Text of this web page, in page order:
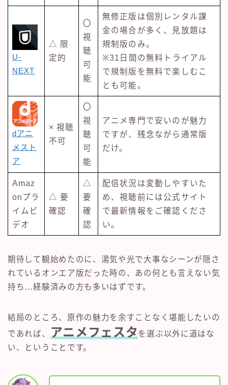
U-
NEXT
△ 限
定的
〇
視
聴
可
能
無修正版は個別レンタル課
金の場合が多く、見放題は
規制版のみ。
※31日間の無料トライアル
で規制版を無料で楽しむこ
とも可能。
dアニ
メスト
ア
× 視聴
不可
〇
視
聴
可
能
アニメ専門で安いのが魅力
ですが、残念ながら通常版
だけ。
Amaz
onプラ
イムビ
デオ
△ 要
確認
△
要
確
認
配信状況は変動しやすいた
め、視聴前には公式サイト
で最新情報をご確認くださ
い。
期待して観始めたのに、湯気や光で大事なシーンが隠さ
れているオンエア版だった時の、あの何とも言えない気
持ち…経験済みの方も多いはずです。
結局のところ、原作の魅力を余すことなく堪能したいの
であれば、
アニメフェスタを選ぶ以外に道はな
い、ということです。